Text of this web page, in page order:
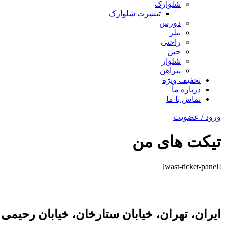
شلوارک
تیشرت شلوارک
دورس
بیلر
راحتی
جین
شلوار
پیراهن
تخفیف ویژه
درباره ما
تماس با ما
ورود / عضویت
تیکت های من
[wast-ticket-panel]
ایران، تهران، خیابان ستارخان، خیابان